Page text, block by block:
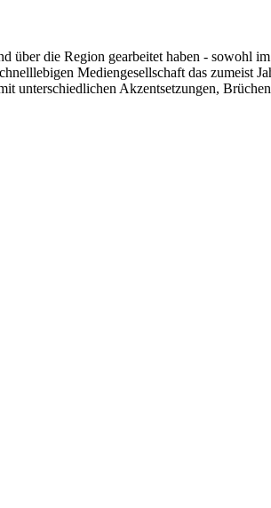
die Region gearbeitet haben - sowohl
Mediengesellschaft das zumeist
unterschiedlichen Akzentsetzungen,